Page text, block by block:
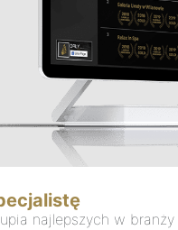
najlepszych w branży